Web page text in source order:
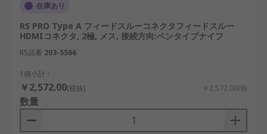
在庫あり
RS PRO Type A フィードスルーコネクタフィードスルー
HDMIコネクタ, 2極, メス, 接続方向:ペンタイプナイフ
RS品番 203-5566
1個小計：
￥2,572.00(税抜) ￥2,572.00/個
数量